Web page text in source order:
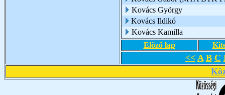
Kovács György
Kovács Ildikó
Kovács Kamilla
Előző lap
<< A B C